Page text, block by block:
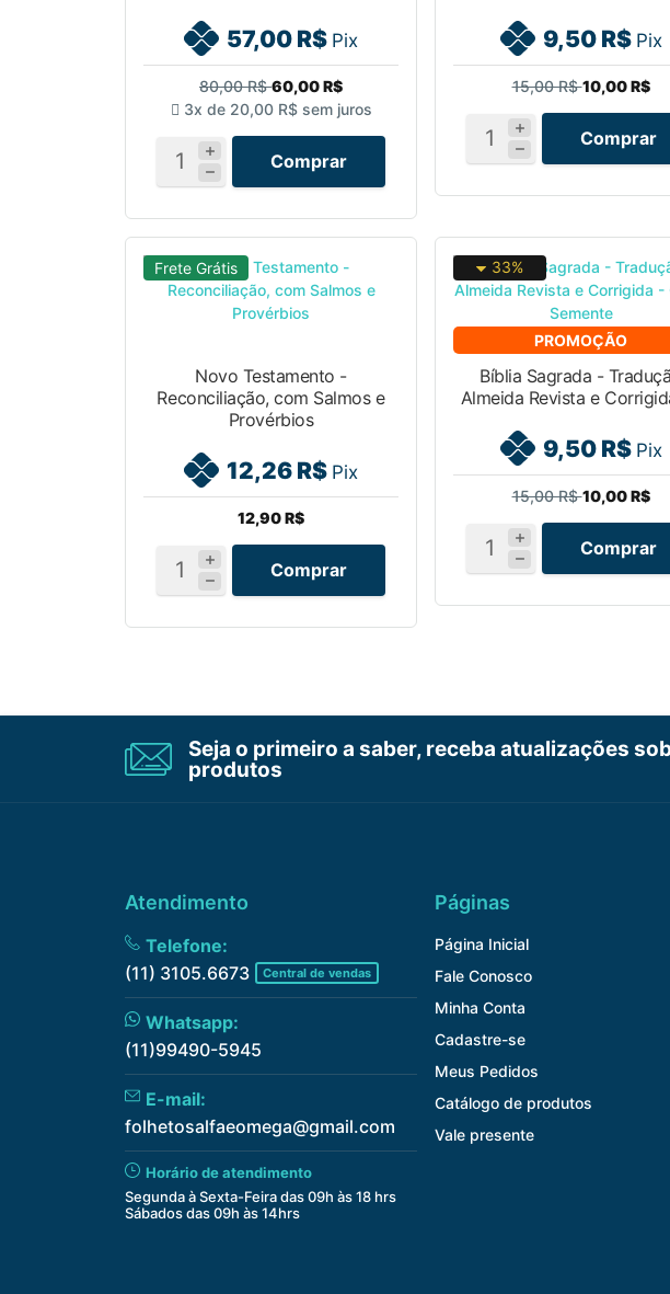
57,00 R$ Pix
80,00 R$60,00 R$
3x de 20,00 R$ sem juros
Comprar
9,50 R$ Pix
15,00 R$10,00 R$
Comprar
Frete Grátis
Novo Testamento -
Reconciliação, com Salmos e
Provérbios
12,26 R$ Pix
12,90 R$
Comprar
PROMOÇÃO
33%
Bíblia Sagrada -
Almeida Revista e
9,50 R$ Pix
15,00 R$10,00 R$
Comprar
Seja o primeiro a saber, receba atualizações
produtos
Atendimento
Telefone:
(11) 3105.6673
Central de vendas
Whatsapp:
(11)99490-5945
E-mail:
folhetosalfaeomega@gmail.com
Horário de atendimento
Segunda à Sexta-Feira das 09h às 18 hrs
Sábados das 09h às 14hrs
Páginas
Página Inicial
Fale Conosco
Minha Conta
Cadastre-se
Meus Pedidos
Catálogo de produtos
Vale presente